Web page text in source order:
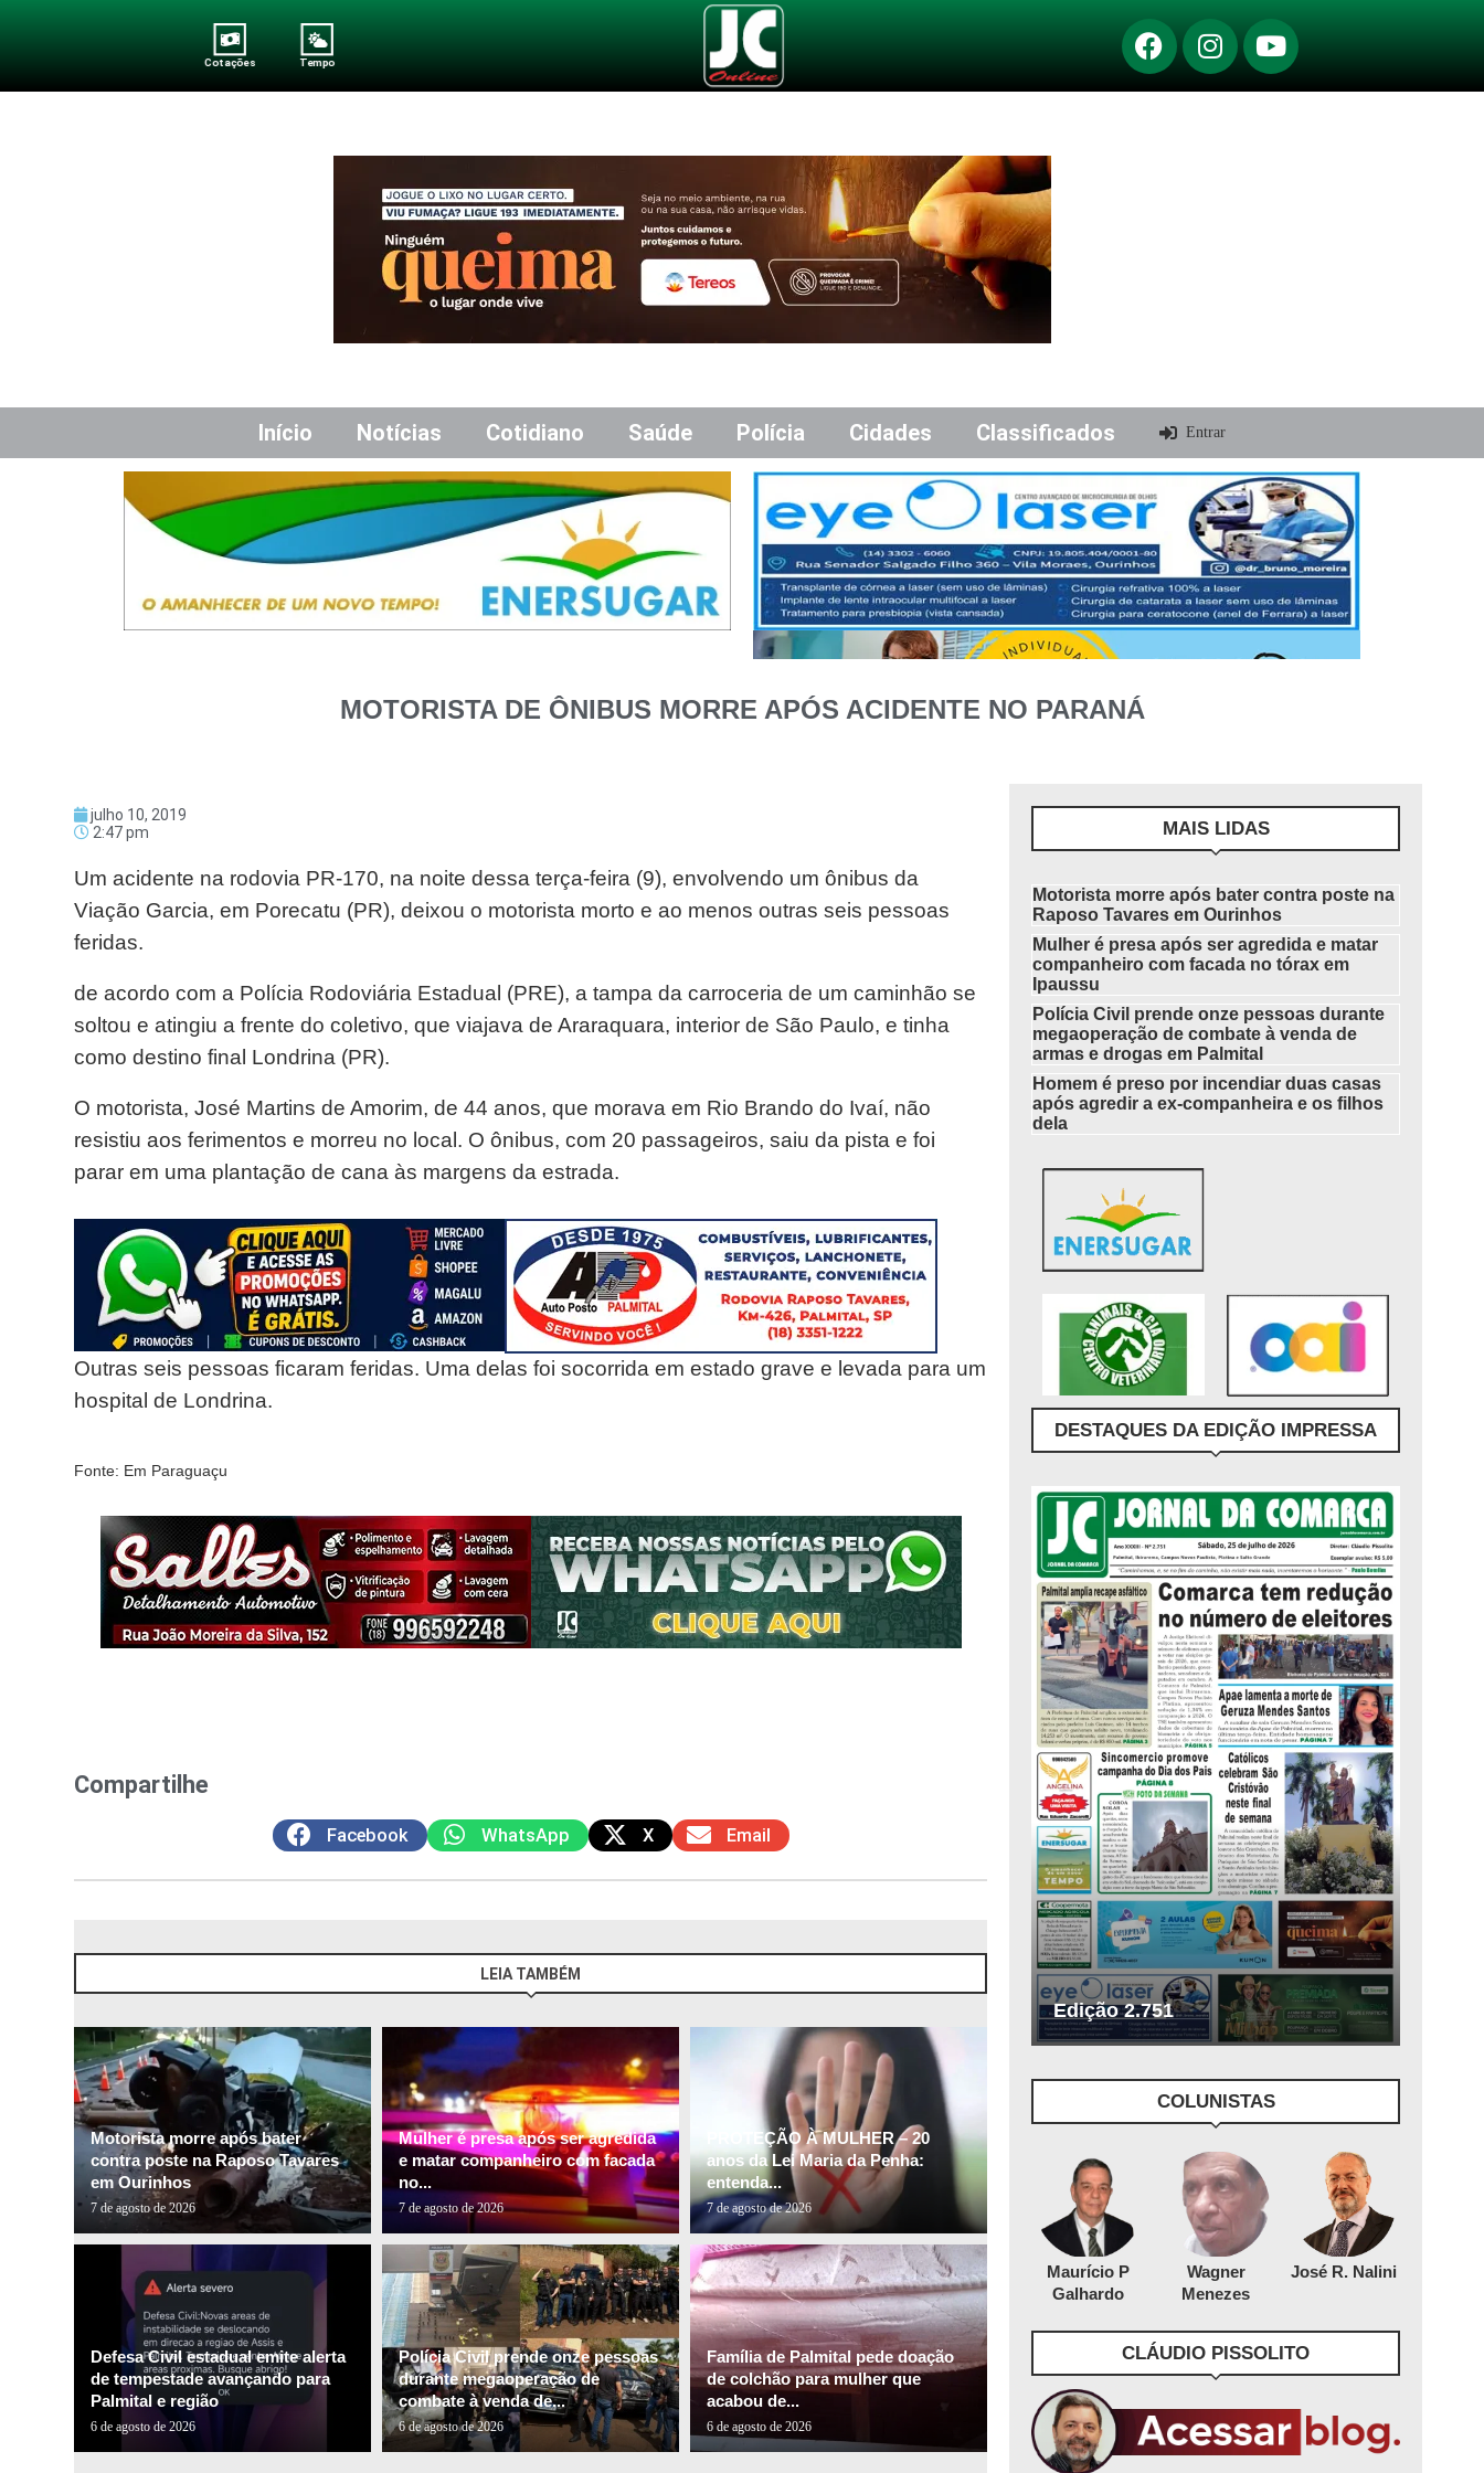
Cotações Tempo
Início Notícias Cotidiano Saúde Polícia Cidades Classificados Entrar
MOTORISTA DE ÔNIBUS MORRE APÓS ACIDENTE NO PARANÁ
julho 10, 2019
2:47 pm
Um acidente na rodovia PR-170, na noite dessa terça-feira (9), envolvendo um ônibus da
Viação Garcia, em Porecatu (PR), deixou o motorista morto e ao menos outras seis pessoas
feridas.
de acordo com a Polícia Rodoviária Estadual (PRE), a tampa da carroceria de um caminhão se
soltou e atingiu a frente do coletivo, que viajava de Araraquara, interior de São Paulo, e tinha
como destino final Londrina (PR).
O motorista, José Martins de Amorim, de 44 anos, que morava em Rio Brando do Ivaí, não
resistiu aos ferimentos e morreu no local. O ônibus, com 20 passageiros, saiu da pista e foi
parar em uma plantação de cana às margens da estrada.
Outras seis pessoas ficaram feridas. Uma delas foi socorrida em estado grave e levada para um
hospital de Londrina.
Fonte: Em Paraguaçu
Compartilhe
Facebook WhatsApp X Email
LEIA TAMBÉM
Motorista morre após bater
contra poste na Raposo Tavares
em Ourinhos
7 de agosto de 2026
Mulher é presa após ser agredida
e matar companheiro com facada
no...
7 de agosto de 2026
PROTEÇÃO À MULHER – 20
anos da Lei Maria da Penha:
entenda...
7 de agosto de 2026
Defesa Civil estadual emite alerta
de tempestade avançando para
Palmital e região
6 de agosto de 2026
Polícia Civil prende onze pessoas
durante megaoperação de
combate à venda de...
6 de agosto de 2026
Família de Palmital pede doação
de colchão para mulher que
acabou de...
6 de agosto de 2026
MAIS LIDAS
Motorista morre após bater contra poste na
Raposo Tavares em Ourinhos
Mulher é presa após ser agredida e matar
companheiro com facada no tórax em
Ipaussu
Polícia Civil prende onze pessoas durante
megaoperação de combate à venda de
armas e drogas em Palmital
Homem é preso por incendiar duas casas
após agredir a ex-companheira e os filhos
dela
DESTAQUES DA EDIÇÃO IMPRESSA
Edição 2.751
COLUNISTAS
Maurício P
Galhardo
Wagner
Menezes
José R. Nalini
CLÁUDIO PISSOLITO